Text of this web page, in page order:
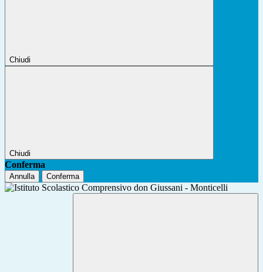
Chiudi
Chiudi
Conferma
Annulla Conferma